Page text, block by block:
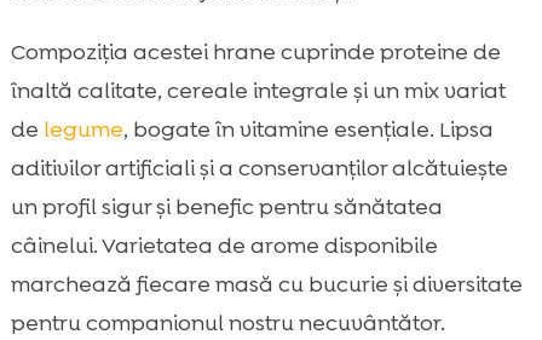
Compoziția acestei hrane cuprinde proteine de
înaltă calitate, cereale integrale și un mix variat
de legume, bogate în vitamine esențiale. Lipsa
aditivilor artificiali și a conservanților alcătuiește
un profil sigur și benefic pentru sănătatea
câinelui. Varietatea de arome disponibile
marchează fiecare masă cu bucurie și diversitate
pentru companionul nostru necuvântător.